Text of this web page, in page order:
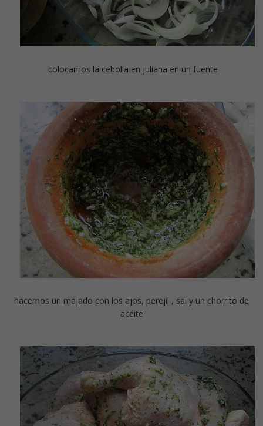
colocamos la cebolla en juliana en un fuente
hacemos un majado con los ajos, perejil , sal y un chorrito de
aceite